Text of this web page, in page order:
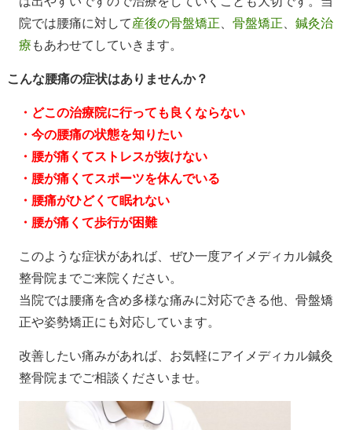
院では腰痛に対して産後の骨盤矯正 骨盤矯正
鍼灸治
療 もあわせてしていきます。
こんな腰痛の症状はありませんか？
・どこの治療院に行っても良くならない
・今の腰痛の状態を知りたい
・腰が痛くてストレスが抜けない
・腰が痛くてスポーツを休んでいる
・腰痛がひどくて眠れない
・腰が痛くて歩行が困難
このような症状があれば、ぜひ一度アイメディカル鍼灸
整骨院までご来院ください。
当院では腰痛を含め多様な痛みに対応できる他、骨盤矯
正や姿勢矯正にも対応しています。
改善したい痛みがあれば、お気軽にアイメディカル鍼灸
整骨院までご相談くださいませ。